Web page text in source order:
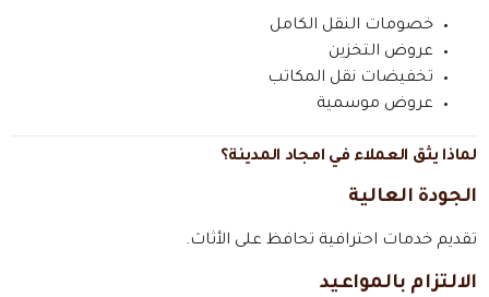
خصومات النقل الكامل
عروض التخزين
تخفيضات نقل المكاتب
عروض موسمية
لماذا يثق العملاء في امجاد المدينة؟
الجودة العالية
تقديم خدمات احترافية تحافظ على الأثاث.
الالتزام بالمواعيد